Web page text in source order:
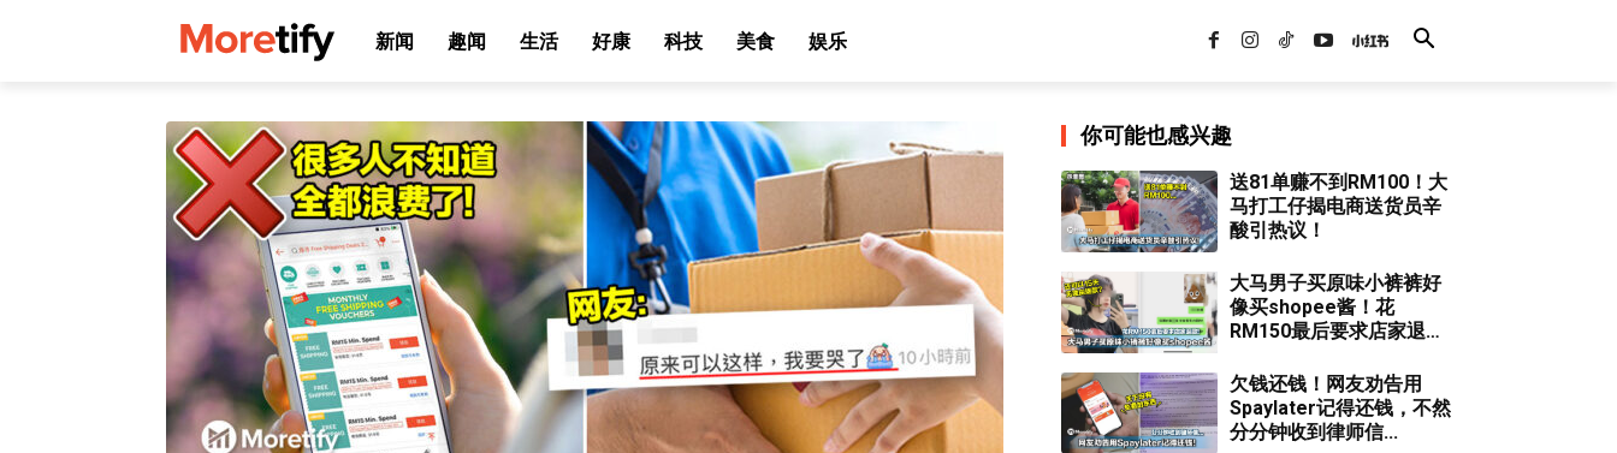
新闻 趣闻 生活 好康 科技 美食 娱乐
你可能也感兴趣
送81单赚不到RM100！大
马打工仔揭电商送货员辛
酸引热议！
大马男子买原味小裤裤好
像买shopee酱！花
RM150最后要求店家退
欠钱还钱！网友劝告用
Spaylater记得还钱，不然
分分钟收到律师信...